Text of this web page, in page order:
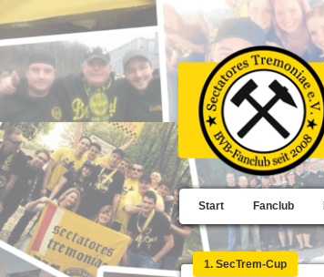
Start Fanclub
1. SecTrem-Cup